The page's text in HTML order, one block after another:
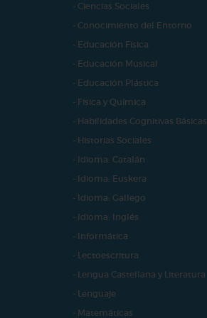
- Ciencias Sociales
- Conocimiento del Entorno
- Educación Física
- Educación Musical
- Educación Plástica
- Física y Química
- Habilidades Cognitivas Básicas
- Historias Sociales
- Idioma: Catalán
- Idioma: Euskera
- Idioma: Gallego
- Idioma: Inglés
- Informática
- Lectoescritura
- Lengua Castellana y Literatura
- Lenguaje
- Matemáticas